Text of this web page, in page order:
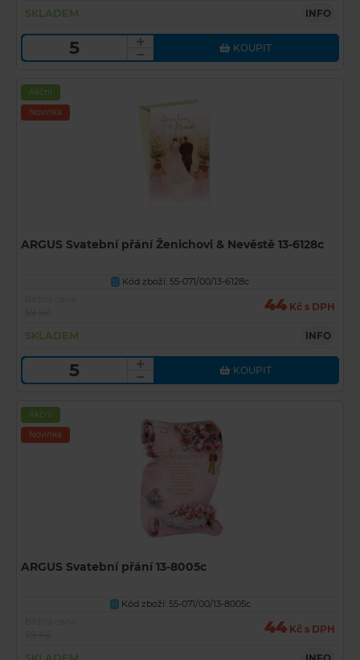
SKLADEM INFO
KOUPIT
Akční
Novinka
ARGUS Svatební přání Ženichovi & Nevěstě 13-6128c
U
Kód zboží: 55-071/00/13-6128c
44 Kč s DPH
SKLADEM INFO
KOUPIT
Akční
Novinka
ARGUS Svatební přání 13-8005c
U Kód zboží: 55-071/00/13-8005c
44 Kč s DPH
SKLADEM